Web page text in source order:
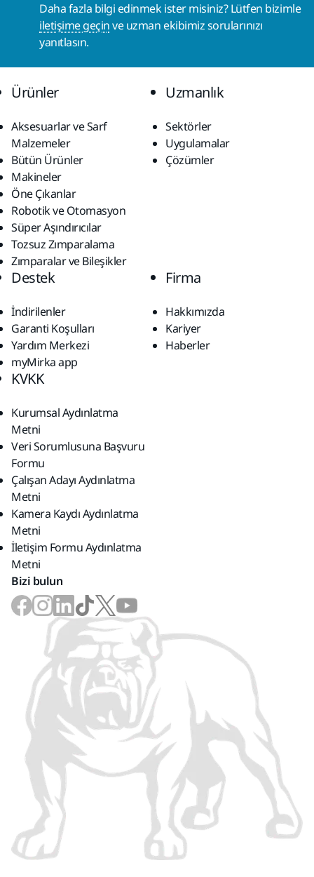
Daha fazla bilgi edinmek ister misiniz? Lütfen bizimle
iletişime geçinve uzman ekibimiz sorularınızı
yanıtlasın.
Ürünler
Aksesuarlar ve Sarf
Malzemeler
Bütün Ürünler
Makineler
Öne Çıkanlar
Robotik ve Otomasyon
Süper Aşındırıcılar
Tozsuz Zımparalama
Zımparalar ve Bileşikler
Uzmanlık
Sektörler
Uygulamalar
Çözümler
Destek
İndirilenler
Garanti Koşulları
Yardım Merkezi
myMirka app
Firma
Hakkımızda
Kariyer
Haberler
KVKK
Kurumsal Aydınlatma
Metni
Veri Sorumlusuna Başvuru
Formu
Çalışan Adayı Aydınlatma
Metni
Kamera Kaydı Aydınlatma
Metni
İletişim Formu Aydınlatma
Metni
Bizi bulun